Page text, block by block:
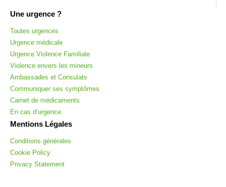
Une urgence ?
Toutes urgences
Urgence médicale
Urgence Violence Familiale
Violence envers les mineurs
Ambassades et Consulats
Communiquer ses symptômes
Carnet de médicaments
En cas d’urgence
Mentions Légales
Conditions générales
Cookie Policy
Privacy Statement